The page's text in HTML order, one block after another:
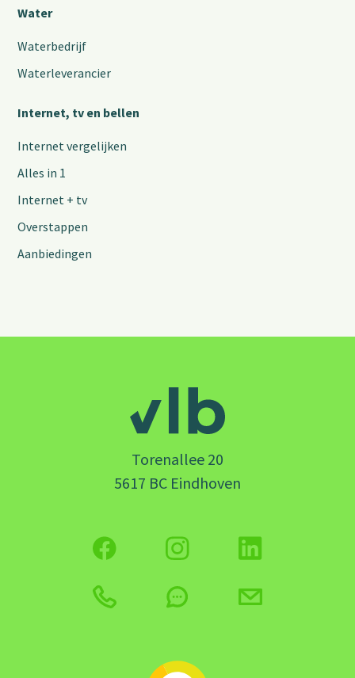
Water
Waterbedrijf
Waterleverancier
Internet, tv en bellen
Internet vergelijken
Alles in 1
Internet + tv
Overstappen
Aanbiedingen
Torenallee 20
5617 BC Eindhoven